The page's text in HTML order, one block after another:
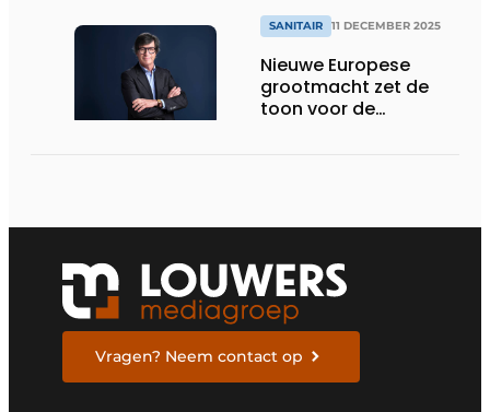
SANITAIR 11 DECEMBER 2025
Nieuwe Europese
grootmacht zet de
toon voor de
Vragen? Neem contact op